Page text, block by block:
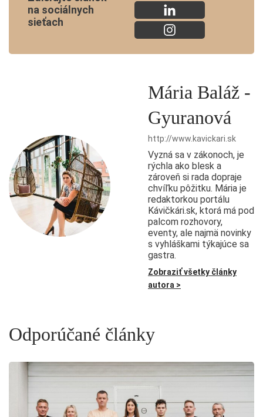
na sociálnych
sieťach
Mária Baláž -
Gyuranová
http://www.kavickari.sk
Vyzná sa v zákonoch, je
rýchla ako blesk a
zároveň si rada dopraje
chvíľku pôžitku. Mária je
redaktorkou portálu
Kávičkári.sk, ktorá má pod
palcom rozhovory,
eventy, ale najmä novinky
s vyhláškami týkajúce sa
gastra.
Zobraziť všetky články
autora >
Odporúčané články